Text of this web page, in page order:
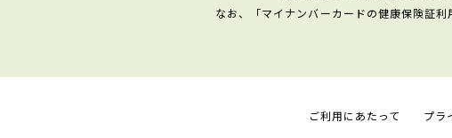
なお、「マイナンバーカードの健康保険証
ご利用にあたって プラ